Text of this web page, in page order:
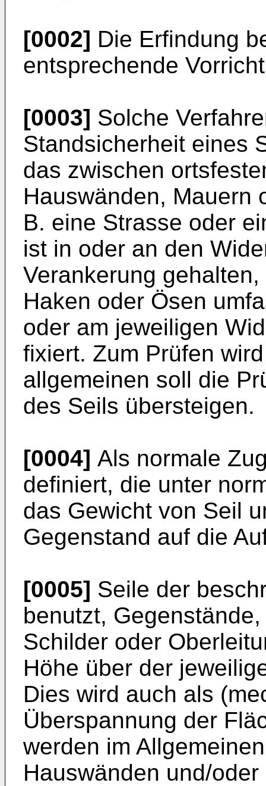
[0002] Die Erfindung
entsprechende
[0003] Solche
Standsicherheit eines
das zwischen
Hauswänden, Mauern
B. eine Strasse oder
ist in oder an den
Verankerung
Haken oder Ösen
oder am jeweiligen
fixiert. Zum Prüfen
allgemeinen soll die
des Seils übersteigen.
[0004] Als normale
definiert, die unter
das Gewicht von Seil
Gegenstand auf die
[0005] Seile der
benutzt,
Schilder oder
Höhe über der
Dies wird auch als
Überspannung der
werden im
Hauswänden und/